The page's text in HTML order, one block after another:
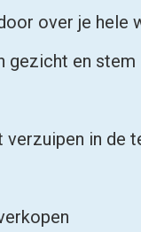
over je hele
gezicht en stem
verzuipen in de